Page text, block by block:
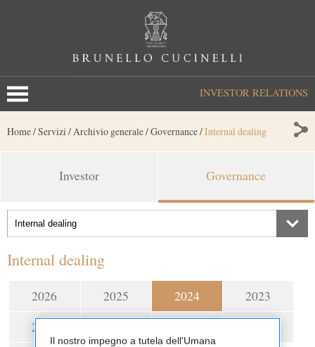
INVESTOR RELATIONS
Home/Servizi /Archivio generale/Governance/Internal dealing
Investor Governance
Internal dealing
2026 2025 2024
2023
2021
Il nostro impegno a tutela dell'Umana